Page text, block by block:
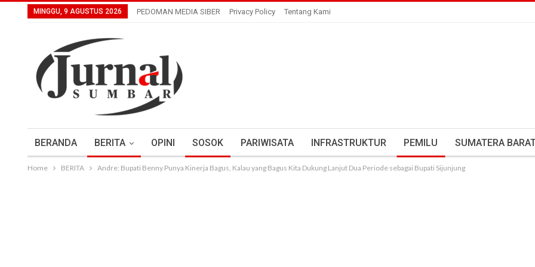
MINGGU, 9 AGUSTUS 2026 PEDOMAN MEDIA SIBER Privacy Policy Tentang Kami
BERANDA BERITA OPINI SOSOK PARIWISATA INFRASTRUKTUR PEMILU SUMATERA
Home BERITA Andre: Bupati Benny Punya Kinerja Bagus, Kalau yang Bagus Kita Dukung Lanjut Dua Periode sebagai Bupati Sijunjung